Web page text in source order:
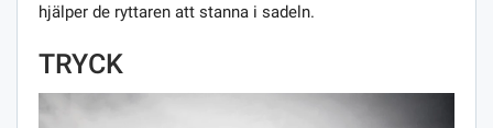
hjälper de ryttaren att stanna i sadeln.
TRYCK